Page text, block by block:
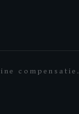
compensatie.